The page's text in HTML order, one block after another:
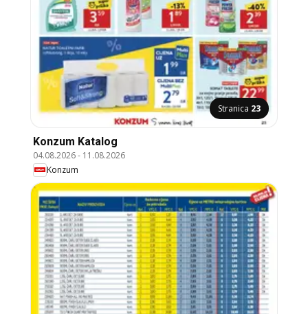
Stranica 23
Konzum Katalog
04.08.2026- 11.08.2026
Konzum